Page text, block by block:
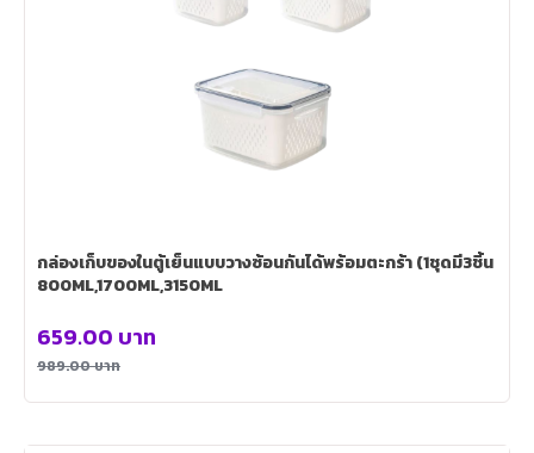
กล่องเก็บของในตู้เย็นแบบวางซ้อนกันได้พร้อมตะกร้า (1ชุดมี3ชิ้น
800ML,1700ML,3150ML
989.00บาท
659.00 บาท